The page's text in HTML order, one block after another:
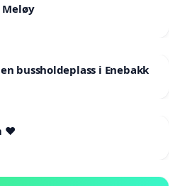
bussholdeplass i Enebakk
❤️